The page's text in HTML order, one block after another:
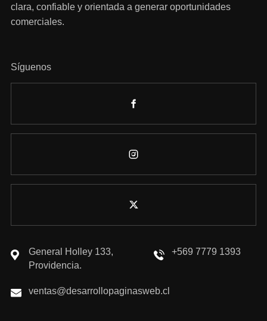
clara, confiable y orientada a generar oportunidades
comerciales.
Síguenos
General Holley 133,
Providencia.
+569 7779 1393
ventas@desarrollopaginasweb.cl